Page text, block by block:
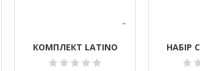
КОМПЛЕКТ LATINO НАБІР